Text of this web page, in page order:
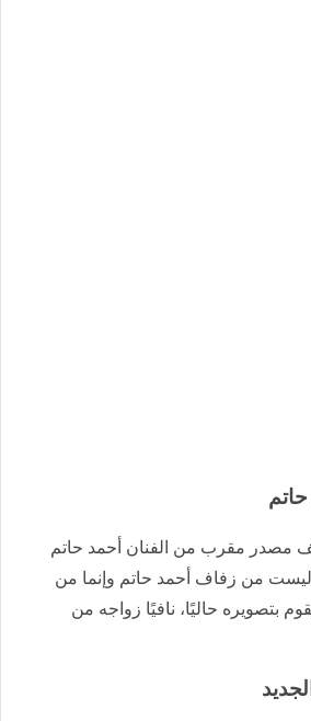
مصدر مقرب من الفنان أحمد حاتم
ليست من زفاف أحمد حاتم وإنما من
بتصويره حاليًا، نافيًا زواجه من